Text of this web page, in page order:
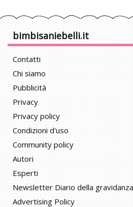
bimbisaniebelli.it
Contatti
Chi siamo
Pubblicità
Privacy
Privacy policy
Condizioni d'uso
Community policy
Autori
Esperti
Newsletter Diario della gravidanza
Advertising Policy